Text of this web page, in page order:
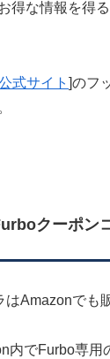
得な情報を得
式サイト ]のフ
クーポン
Amazonでも
内でFurbo専用